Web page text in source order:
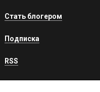
Стать блогером
Подписка
RSS